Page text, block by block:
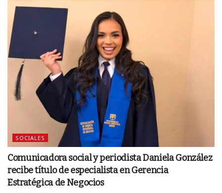
SOCIALES
Comunicadora social y periodista Daniela González
recibe título de especialista en Gerencia
Estratégica de Negocios